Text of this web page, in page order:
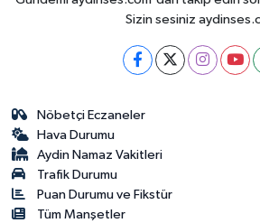
Sizin sesiniz
Nöbetçi Eczaneler
Hava Durumu
Aydin Namaz Vakitleri
Trafik Durumu
Puan Durumu ve Fikstür
Tüm Manşetler